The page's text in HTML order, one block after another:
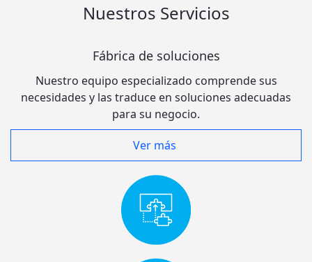
Nuestros Servicios
Fábrica de soluciones
Nuestro equipo especializado comprende sus
necesidades y las traduce en soluciones adecuadas
para su negocio.
Ver más